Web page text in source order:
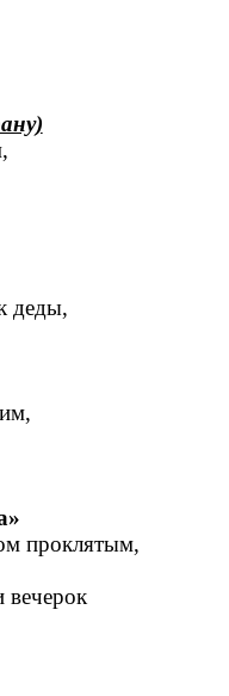
деды,
проклятым,
вечерок